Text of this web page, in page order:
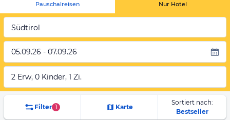
Pauschalreisen Nur Hotel
Südtirol
05.09.26 - 07.09.26
2 Erw, 0 Kinder, 1 Zi.
Filter 1 Karte
Sortiert nach:
Bestseller